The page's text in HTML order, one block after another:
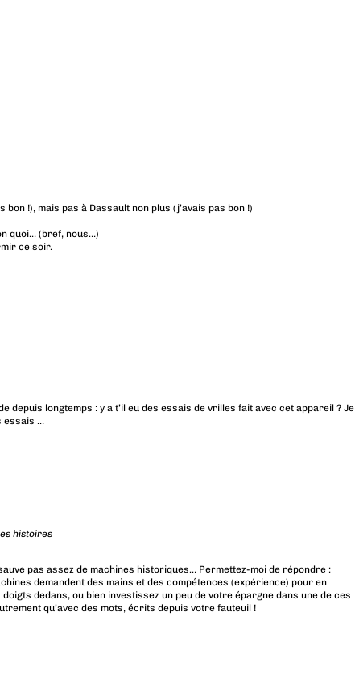
bon !), mais pas à Dassault non plus (j’avais pas bon !)
quoi… (bref, nous…)
ce soir.
depuis longtemps : y a t’il eu des essais de vrilles fait avec cet appareil ? Je
essais …
histoires
pas assez de machines historiques… Permettez-moi de répondre :
demandent des mains et des compétences (expérience) pour en
dedans, ou bien investissez un peu de votre épargne dans une de ces
qu’avec des mots, écrits depuis votre fauteuil !